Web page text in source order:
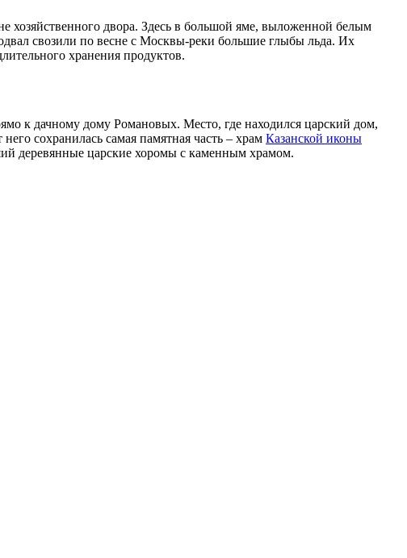
хозяйственного двора. Здесь в большой яме, выложенной белым
свозили по весне с Москвы-реки большие глыбы льда. Их
хранения продуктов.
к дачному дому Романовых. Место, где находился царский дом,
сохранилась самая памятная часть – храм Казанской иконы
деревянные царские хоромы с каменным храмом.